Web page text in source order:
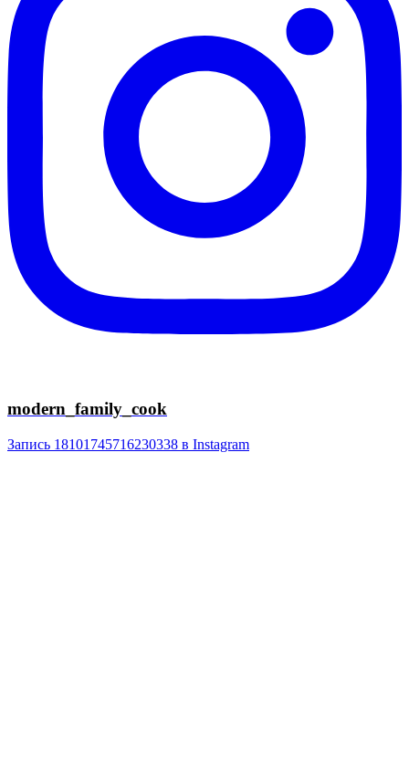
modern_family_cook
Запись 18101745716230338 в Instagram